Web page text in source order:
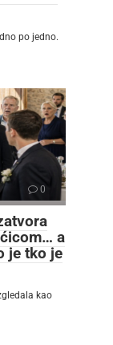
po jedno.
0
a
je tko je
kao